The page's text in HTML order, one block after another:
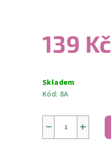
139 Kč
cena:
Skladem
Kód: 8A
+
−